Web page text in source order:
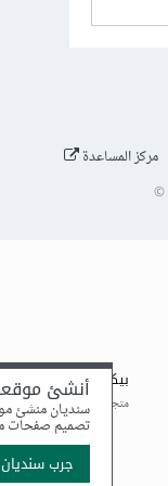
مركز المساعدة
©